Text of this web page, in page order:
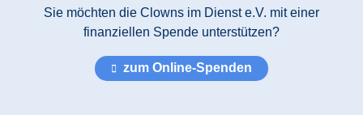
Sie möchten die Clowns im Dienst e.V. mit einer
finanziellen Spende unterstützen?
zum Online-Spenden